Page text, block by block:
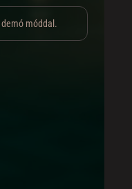
móddal.